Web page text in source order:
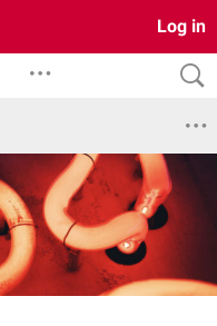
Log in